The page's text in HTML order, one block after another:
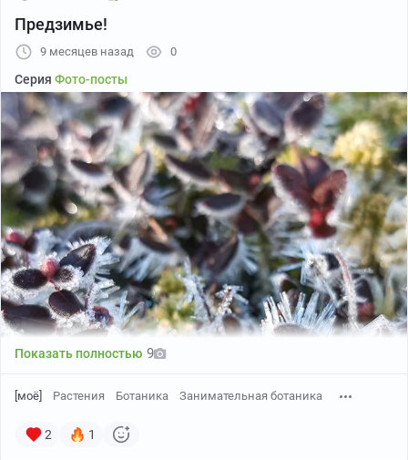
Предзимье!
9 месяцев назад 0
Серия Фото-посты
Показать полностью 9
[моё] Растения Ботаника Занимательная ботаника
2 1